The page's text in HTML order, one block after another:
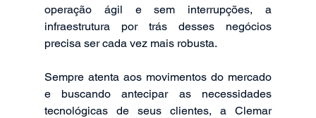
operação ágil e sem interrupções, a
infraestrutura por trás desses negócios
precisa ser cada vez mais robusta.
Sempre atenta aos movimentos do mercado
e buscando antecipar as necessidades
tecnológicas de seus clientes, a Clemar